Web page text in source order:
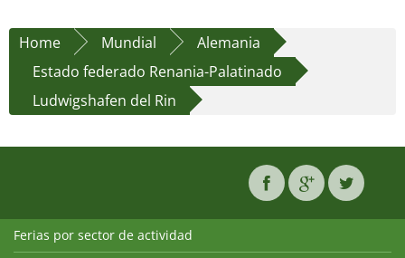
Home Mundial
Alemania
Estado federado Renania-Palatinado
Ludwigshafen del Rin
Ferias por sector de actividad